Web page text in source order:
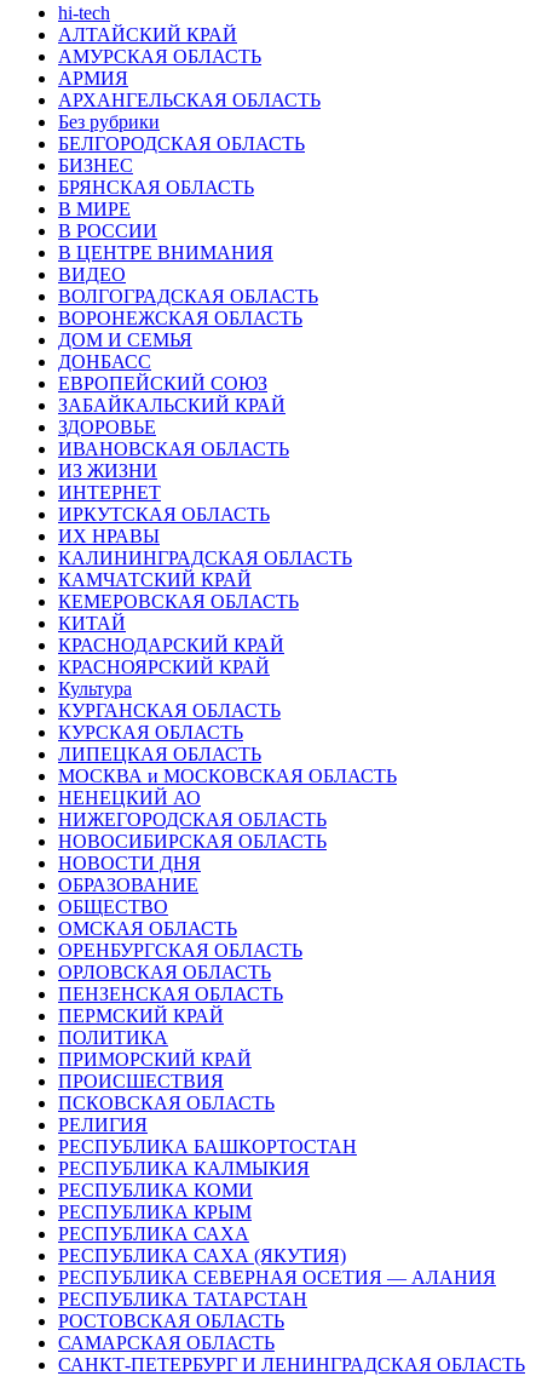
hi-tech
АЛТАЙСКИЙ КРАЙ
АМУРСКАЯ ОБЛАСТЬ
АРМИЯ
АРХАНГЕЛЬСКАЯ ОБЛАСТЬ
Без рубрики
БЕЛГОРОДСКАЯ ОБЛАСТЬ
БИЗНЕС
БРЯНСКАЯ ОБЛАСТЬ
В МИРЕ
В РОССИИ
В ЦЕНТРЕ ВНИМАНИЯ
ВИДЕО
ВОЛГОГРАДСКАЯ ОБЛАСТЬ
ВОРОНЕЖСКАЯ ОБЛАСТЬ
ДОМ И СЕМЬЯ
ДОНБАСС
ЕВРОПЕЙСКИЙ СОЮЗ
ЗАБАЙКАЛЬСКИЙ КРАЙ
ЗДОРОВЬЕ
ИВАНОВСКАЯ ОБЛАСТЬ
ИЗ ЖИЗНИ
ИНТЕРНЕТ
ИРКУТСКАЯ ОБЛАСТЬ
ИХ НРАВЫ
КАЛИНИНГРАДCКАЯ ОБЛАСТЬ
КАМЧАТСКИЙ КРАЙ
КЕМЕРОВСКАЯ ОБЛАСТЬ
КИТАЙ
КРАСНОДАРСКИЙ КРАЙ
КРАСНОЯРСКИЙ КРАЙ
Культура
КУРГАНСКАЯ ОБЛАСТЬ
КУРСКАЯ ОБЛАСТЬ
ЛИПЕЦКАЯ ОБЛАСТЬ
МОСКВА и МОСКОВСКАЯ ОБЛАСТЬ
НЕНЕЦКИЙ АО
НИЖЕГОРОДСКАЯ ОБЛАСТЬ
НОВОСИБИРСКАЯ ОБЛАСТЬ
НОВОСТИ ДНЯ
ОБРАЗОВАНИЕ
ОБЩЕСТВО
ОМСКАЯ ОБЛАСТЬ
ОРЕНБУРГСКАЯ ОБЛАСТЬ
ОРЛОВСКАЯ ОБЛАСТЬ
ПЕНЗЕНСКАЯ ОБЛАСТЬ
ПЕРМСКИЙ КРАЙ
ПОЛИТИКА
ПРИМОРСКИЙ КРАЙ
ПРОИСШЕСТВИЯ
ПСКОВСКАЯ ОБЛАСТЬ
РЕЛИГИЯ
РЕСПУБЛИКА БАШКОРТОСТАН
РЕСПУБЛИКА КАЛМЫКИЯ
РЕСПУБЛИКА КОМИ
РЕСПУБЛИКА КРЫМ
РЕСПУБЛИКА САХА
РЕСПУБЛИКА САХА (ЯКУТИЯ)
РЕСПУБЛИКА СЕВЕРНАЯ ОСЕТИЯ — АЛАНИЯ
РЕСПУБЛИКА ТАТАРСТАН
РОСТОВСКАЯ ОБЛАСТЬ
САМАРСКАЯ ОБЛАСТЬ
САНКТ-ПЕТЕРБУРГ И ЛЕНИНГРАДСКАЯ ОБЛАСТЬ